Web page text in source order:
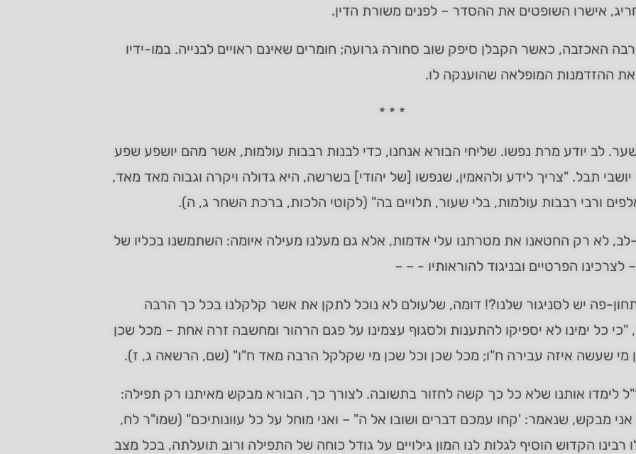
אישרו השופטים את ההסדר – לפנים משורת הדין.
האכזבה, כאשר הקבלן סיפק שוב סחורה גרועה; חומרים שאינם ראויים לבנייה. במו-ידיו
ההזדמנות המופלאה שהוענקה לו.
* * *
לב יודע מרת נפשו. שליחי הבורא אנחנו, כדי לבנות רבבות עולמות, אשר מהם יושפע שפע
תבל. "צריך לידע ולהאמין, שנפשו [של יהודי] בשרשה, היא גדולה ויקרה וגבוה מאד מאד,
ורבי רבבות עולמות, בלי שעור, תלויים בה" (לקוטי הלכות, ברכת השחר ג, ה).
לב, לא רק החטאנו את מטרתנו עלי אדמות, אלא גם מעלנו מעילה איומה: השתמשנו בכליו של
לצרכינו הפרטיים ובניגוד להוראותיו ­- – –
פה יש לסניגור שלנו?! דומה, שלעולם לא נוכל לתקן את אשר קלקלנו בכל כך הרבה
"כי כל ימינו לא יספיקו להתענות ולסגוף עצמינו על פגם הרהור ומחשבה זרה אחת – מכל שכן
מי שעשה איזה עבירה ח"ו; מכל שכן וכל שכן מי שקלקל הרבה מאד ח"ו" (שם, הרשאה ג, ז).
לימדו אותנו שלא כל כך קשה לחזור בתשובה. לצורך כך, הבורא מבקש מאיתנו רק תפילה:
מבקש, שנאמר: 'קחו עמכם דברים ושובו אל ה" – ואני מוחל על כל עוונותיכם" (שמו"ר לח,
רבינו הקדוש הוסיף לגלות לנו המון גילויים על גודל כוחה של התפילה ורוב תועלתה, בכל מצב